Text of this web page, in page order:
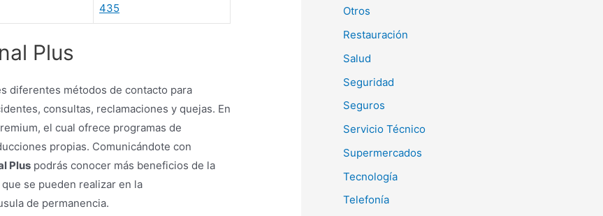
435
Plus
diferentes métodos de contacto para
consultas, reclamaciones y quejas. En
el cual ofrece programas de
propias. Comunicándote con
Plus podrás conocer más beneficios de la
se pueden realizar en la
de permanencia.
Otros
Restauración
Salud
Seguridad
Seguros
Servicio Técnico
Supermercados
Tecnología
Telefonía